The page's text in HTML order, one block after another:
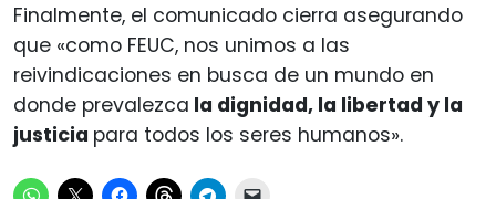
Finalmente, el comunicado cierra asegurando
que «como FEUC, nos unimos a las
reivindicaciones en busca de un mundo en
donde prevalezca la dignidad, la libertad y la
justicia para todos los seres humanos».